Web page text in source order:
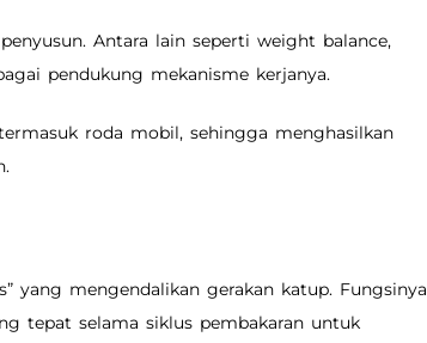
Antara lain seperti weight balance,
pendukung mekanisme kerjanya.
roda mobil, sehingga menghasilkan
yang mengendalikan gerakan katup. Fungsinya
tepat selama siklus pembakaran untuk